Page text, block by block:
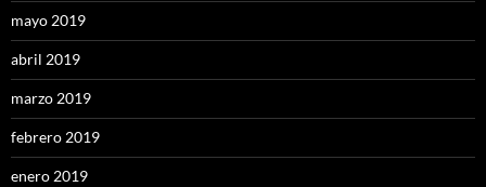
mayo 2019
abril 2019
marzo 2019
febrero 2019
enero 2019